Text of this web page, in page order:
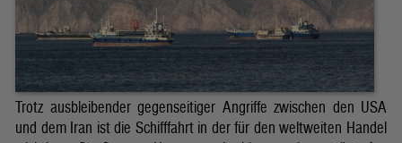
Trotz ausbleibender gegenseitiger Angriffe zwischen den USA
und dem Iran ist die Schifffahrt in der für den weltweiten Handel